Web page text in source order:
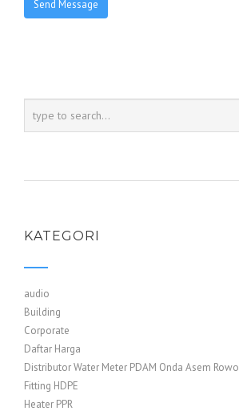
KATEGORI
audio
Building
Corporate
Daftar Harga
Distributor Water Meter PDAM Onda Asem Rowo
Fitting HDPE
Heater PPR